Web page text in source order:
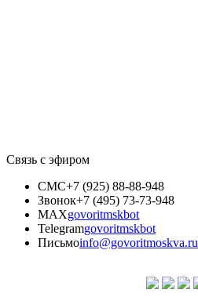
Связь с эфиром
СМС+7 (925) 88-88-948
Звонок+7 (495) 73-73-948
MAXgovoritmskbot
Telegramgovoritmskbot
Письмоinfo@govoritmoskva.ru